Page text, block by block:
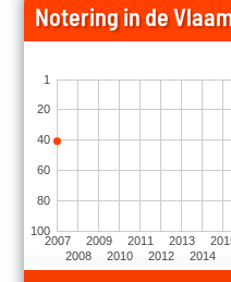
Notering in de
2007
2008
2009
2010
2011
2012
2013
2014
1
20
40
60
80
100